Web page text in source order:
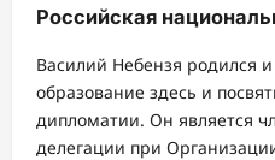
Российская
Василий Небензя родился
образование здесь и
дипломатии. Он является
делегации при